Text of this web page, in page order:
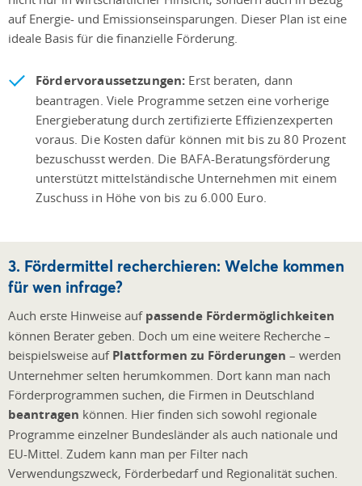
auf Energie- und Emissionseinsparungen. Dieser Plan ist eine
ideale Basis für die finanzielle Förderung.
Fördervoraussetzungen: Erst beraten, dann
beantragen. Viele Programme setzen eine vorherige
Energieberatung durch zertifizierte Effizienzexperten
voraus. Die Kosten dafür können mit bis zu 80 Prozent
bezuschusst werden. Die BAFA-Beratungsförderung
unterstützt mittelständische Unternehmen mit einem
Zuschuss in Höhe von bis zu 6.000 Euro.
3. Fördermittel recherchieren: Welche kommen
für wen infrage?
Auch erste Hinweise auf passende Fördermöglichkeiten
können Berater geben. Doch um eine weitere Recherche –
beispielsweise auf Plattformen zu Förderungen – werden
Unternehmer selten herumkommen. Dort kann man nach
Förderprogrammen suchen, die Firmen in Deutschland
beantragen können. Hier finden sich sowohl regionale
Programme einzelner Bundesländer als auch nationale und
EU-Mittel. Zudem kann man per Filter nach
Verwendungszweck, Förderbedarf und Regionalität suchen.